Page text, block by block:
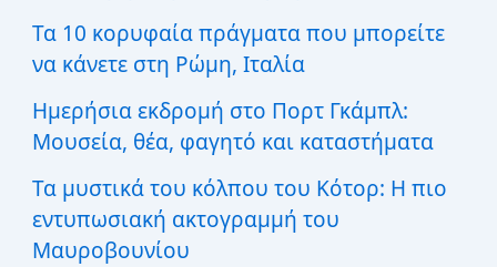
Τα 10 κορυφαία πράγματα που μπορείτε
να κάνετε στη Ρώμη, Ιταλία
Ημερήσια εκδρομή στο Πορτ Γκάμπλ:
Μουσεία, θέα, φαγητό και καταστήματα
Τα μυστικά του κόλπου του Κότορ: Η πιο
εντυπωσιακή ακτογραμμή του
Μαυροβουνίου